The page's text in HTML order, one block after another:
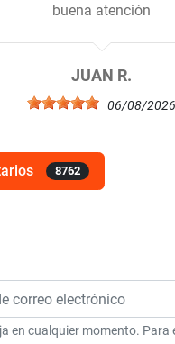
buena atención
JUAN R.
06/08/2026
8762
en cualquier momento.